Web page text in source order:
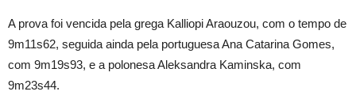
A prova foi vencida pela grega Kalliopi Araouzou, com o tempo de
9m11s62, seguida ainda pela portuguesa Ana Catarina Gomes,
com 9m19s93, e a polonesa Aleksandra Kaminska, com
9m23s44.